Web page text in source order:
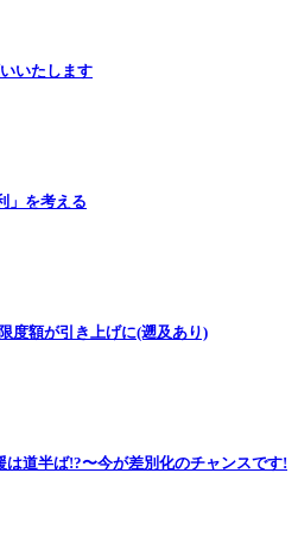
いたします
」を考える
度額が引き上げに(遡及あり)
は道半ば!?〜今が差別化のチャンスです!